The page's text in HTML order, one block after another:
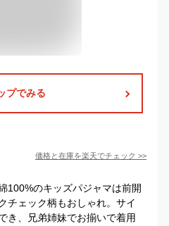
プでみる
価格と在庫を楽天でチェック >>
100%のキッズパジャマは前開
チェック柄もおしゃれ。サイ
き、兄弟姉妹でお揃いで着用